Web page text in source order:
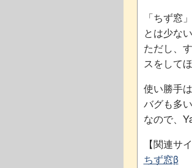
「ちず窓
とは少な
ただし、
スをして
使い勝手
バグも多い
なので、
【関連サ
ちず窓β